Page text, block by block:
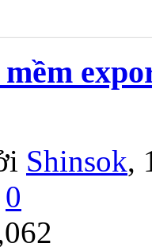
Shinsok,
0